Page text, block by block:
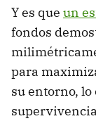
Y es que un
fondos
para
su entorno, lo